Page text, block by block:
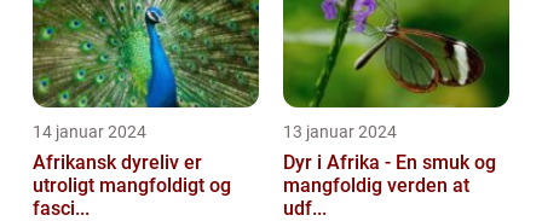
14 januar 2024
Afrikansk dyreliv er
utroligt mangfoldigt og
fasci...
13 januar 2024
Dyr i Afrika - En smuk og
mangfoldig verden at
udf...